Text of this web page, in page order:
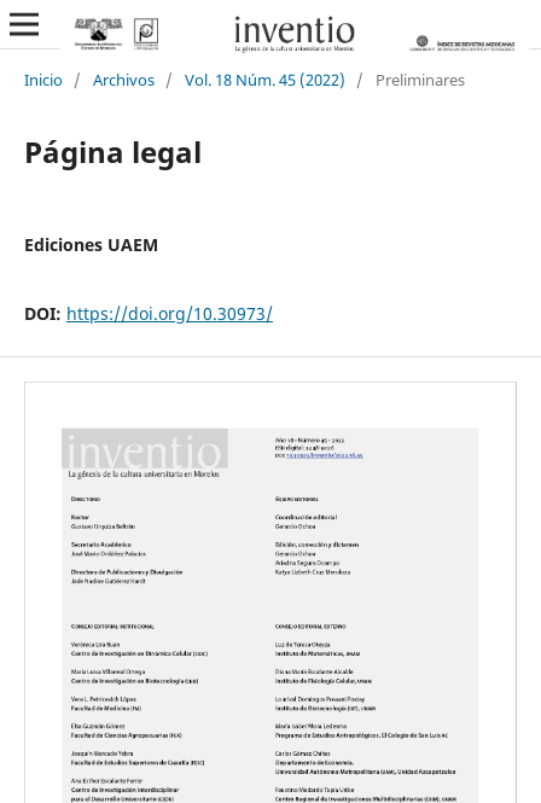
Inicio / Archivos / Vol. 18 Núm. 45 (2022) / Preliminares
Página legal
Ediciones UAEM
DOI: https://doi.org/10.30973/